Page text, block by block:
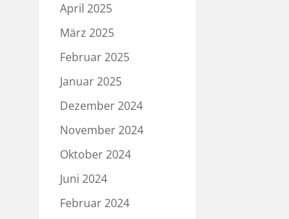
April 2025
März 2025
Februar 2025
Januar 2025
Dezember 2024
November 2024
Oktober 2024
Juni 2024
Februar 2024